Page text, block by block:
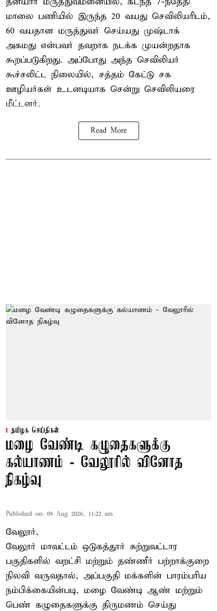
மாலை பணியில் இருந்த 20 வயது செவிலியரிடம்,
60 வயதான மருத்துவர் செய்யது முஷ்டாக்
அகமது என்பவர் தவறாக நடக்க முயன்றதாக
கூறப்படுகிறது. அப்போது அந்த செவிலியர்
கூச்சலிட்ட நிலையில், சத்தம் கேட்டு சக
ஊழியர்கள் உடனடியாக சென்று செவிலியரை
மீட்டனர்.
Read More
தமிழக செய்திகள்
மழை வேண்டி கழுதைகளுக்கு
கல்யாணம் - வேலூரில் வினோத
நிகழ்வு
Published on: 09 Aug 2026, 11:22 am
வேலூர்,
வேலூர் மாவட்டம் ஒடுகத்தூர் சுற்றுவட்டார
பகுதிகளில் வறட்சி மற்றும் தண்ணீர் பற்றாக்குறை
நிலவி வருவதால், அப்பகுதி மக்களின் பாரம்பரிய
நம்பிக்கையின்படி, மழை வேண்டி ஆண் மற்றும்
பெண் கழுதைகளுக்கு திருமணம் செய்து